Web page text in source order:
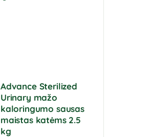
Advance Sterilized
Urinary mažo
kaloringumo sausas
maistas katėms 2.5
kg